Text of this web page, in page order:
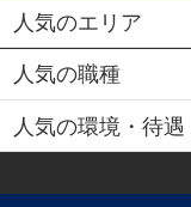
人気のエリア
人気の職種
人気の環境・待遇